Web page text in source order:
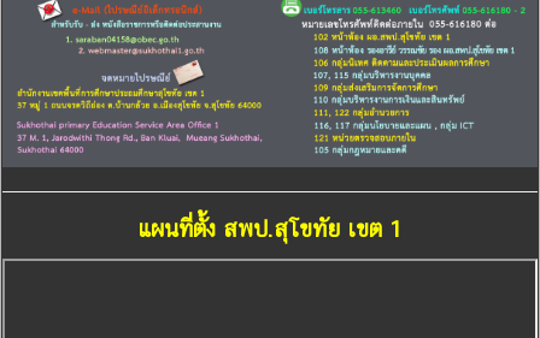
แผนที่ตั้ง สพป.สุโขทัย เขต 1